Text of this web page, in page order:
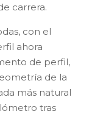
carrera.
con el
ahora
de perfil,
de la
más natural
tras